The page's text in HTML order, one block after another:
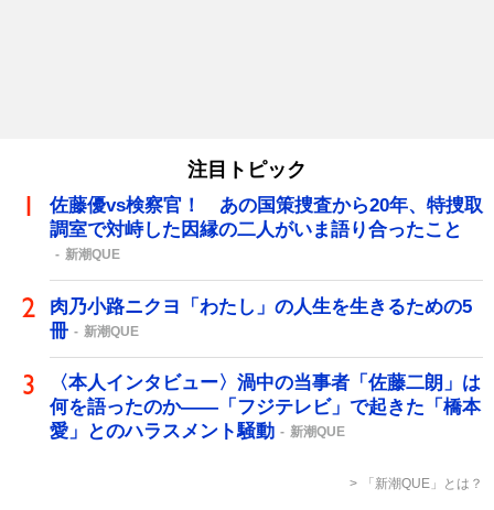
注目トピック
佐藤優vs検察官！ あの国策捜査から20年、特捜取
調室で対峙した因縁の二人がいま語り合ったこと
新潮QUE
肉乃小路ニクヨ「わたし」の人生を生きるための5
冊
新潮QUE
〈本人インタビュー〉渦中の当事者「佐藤二朗」は
何を語ったのか――「フジテレビ」で起きた「橋本
愛」とのハラスメント騒動
新潮QUE
「新潮QUE」とは？